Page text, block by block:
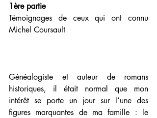
1ère partie
Témoignages de ceux qui ont connu
Michel Coursault
Généalogiste et auteur de romans
historiques, il était normal que mon
intérêt se porte un jour sur l’une des
figures marquantes de ma famille : le